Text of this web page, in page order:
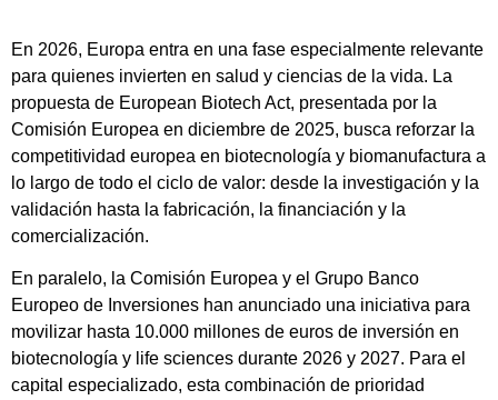
En 2026, Europa entra en una fase especialmente relevante
para quienes invierten en salud y ciencias de la vida. La
propuesta de European Biotech Act, presentada por la
Comisión Europea en diciembre de 2025, busca reforzar la
competitividad europea en biotecnología y biomanufactura a
lo largo de todo el ciclo de valor: desde la investigación y la
validación hasta la fabricación, la financiación y la
comercialización.
En paralelo, la Comisión Europea y el Grupo Banco
Europeo de Inversiones han anunciado una iniciativa para
movilizar hasta 10.000 millones de euros de inversión en
biotecnología y life sciences durante 2026 y 2027. Para el
capital especializado, esta combinación de prioridad